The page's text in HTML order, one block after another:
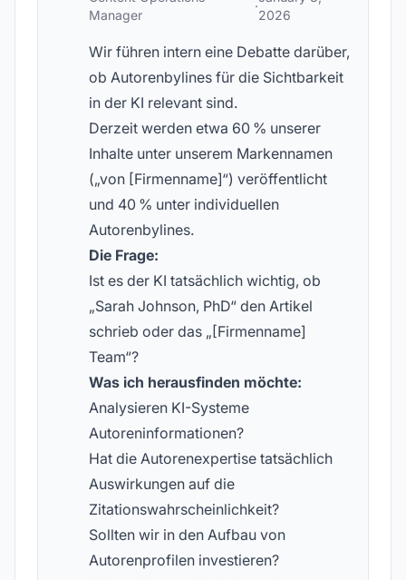
Manager
·
2026
Wir führen intern eine Debatte darüber,
ob Autorenbylines für die Sichtbarkeit
in der KI relevant sind.
Derzeit werden etwa 60 % unserer
Inhalte unter unserem Markennamen
(„von [Firmenname]“) veröffentlicht
und 40 % unter individuellen
Autorenbylines.
Die Frage:
Ist es der KI tatsächlich wichtig, ob
„Sarah Johnson, PhD“ den Artikel
schrieb oder das „[Firmenname]
Team“?
Was ich herausfinden möchte:
Analysieren KI-Systeme
Autoreninformationen?
Hat die Autorenexpertise tatsächlich
Auswirkungen auf die
Zitationswahrscheinlichkeit?
Sollten wir in den Aufbau von
Autorenprofilen investieren?